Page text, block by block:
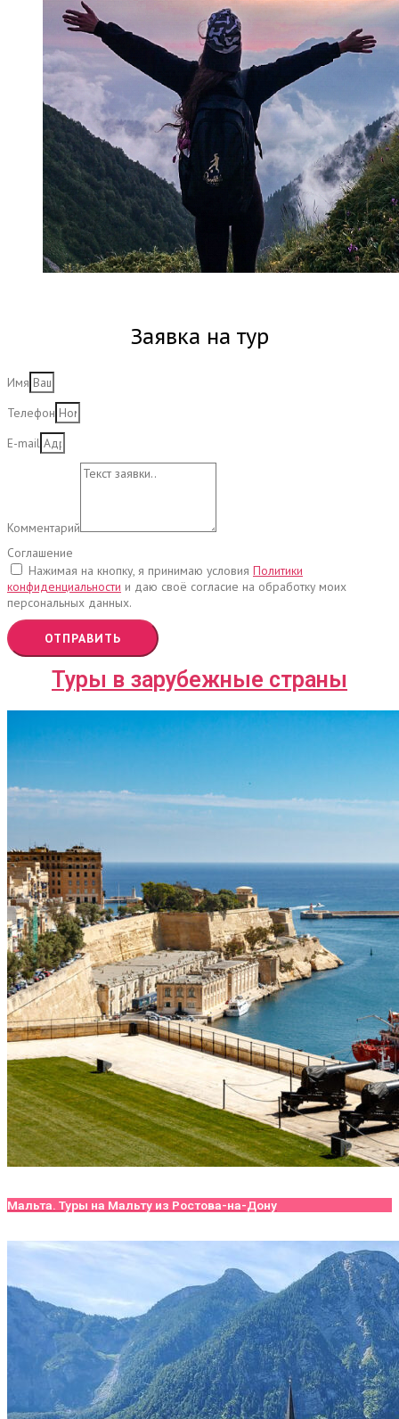
Заявка на тур
Имя
Телефон
E-mail
Комментарий
Соглашение
Нажимая на кнопку, я принимаю условия Политики
конфиденциальности и даю своё согласие на обработку моих
персональных данных.
ОТПРАВИТЬ
Туры в зарубежные страны
Мальта. Туры на Мальту из Ростова-на-Дону